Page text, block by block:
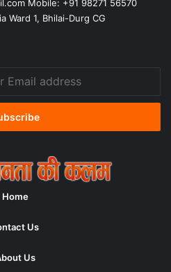
Mobile: +91 98271 56570
Ward 1, Bhilai-Durg CG
Home
Us
Us